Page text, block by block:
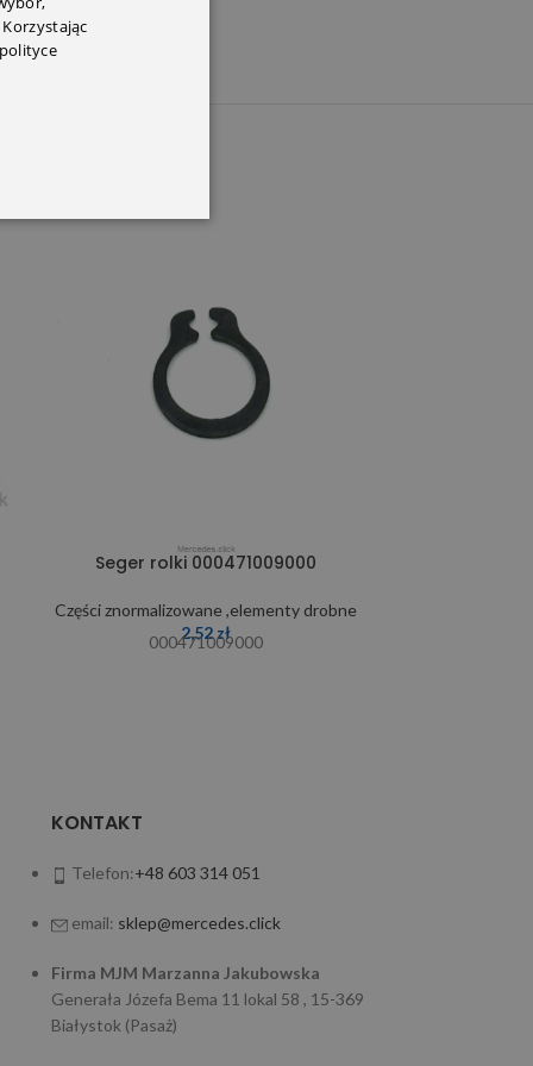
Seger rolki 000471009000
Części znormalizowane ,elementy drobne
2,52 zł
000471009000
KONTAKT
Telefon:+48 603 314 051
email: sklep@mercedes.click
Firma MJM Marzanna Jakubowska
Generała Józefa Bema 11 lokal 58 , 15-369
Białystok (Pasaż)